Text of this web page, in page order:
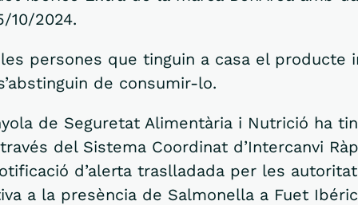
10/2024.
persones que tinguin a casa el producte
de consumir-lo.
de Seguretat Alimentària i Nutrició ha
del Sistema Coordinat d’Intercanvi
d’alerta traslladada per les
a la presència de Salmonella a Fuet